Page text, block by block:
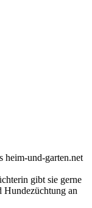
heim-und-garten.net
gibt sie gerne
Hundezüchtung an